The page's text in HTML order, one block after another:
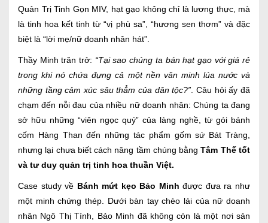
Quản Trị Tinh Gọn MIV, hạt gạo không chỉ là lương thực, mà
là tinh hoa kết tinh từ “vị phù sa”, “hương sen thơm” và đặc
biệt là “lời mẹ/nữ doanh nhân hát”.
Thầy Minh trăn trở: “Tại sao chúng ta bán hạt gạo với giá rẻ
trong khi nó chứa đựng cả một nền văn minh lúa nước và
những tầng cảm xúc sâu thẳm của dân tộc?”. Câu hỏi ấy đã
chạm đến nỗi đau của nhiều nữ doanh nhân: Chúng ta đang
sở hữu những “viên ngọc quý” của làng nghề, từ gói bánh
cốm Hàng Than đến những tác phẩm gốm sứ Bát Tràng,
nhưng lại chưa biết cách nâng tầm chúng bằngTâm Thế tốt
và tư duy quản trị tinh hoa thuần Việt.
Case study về Bánh mứt kẹo Bảo Minh được đưa ra như
một minh chứng thép. Dưới bàn tay chèo lái của nữ doanh
nhân Ngô Thị Tính, Bảo Minh đã không còn là một nơi sản